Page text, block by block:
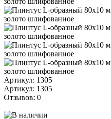
Артикул: 1305
Артикул: 1305
Отзывов: 0